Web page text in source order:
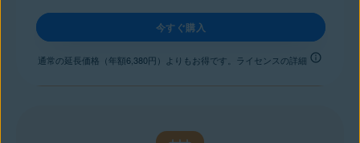
今すぐ購入
通常の延長価格（年額6,380円）よりもお得です。ライセンスの詳細